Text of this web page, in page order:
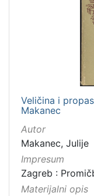
Veličina i
Makanec
Autor
Makanec, Julije
Impresum
Zagreb :
Materijalni opis